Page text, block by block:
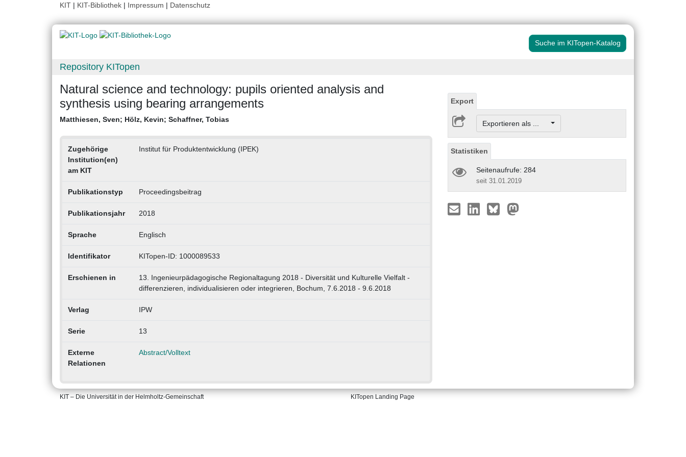
KIT | KIT-Bibliothek | Impressum | Datenschutz
Suche im KITopen-Katalog
Repository KITopen
Natural science and technology: pupils oriented analysis and
synthesis using bearing arrangements
Matthiesen, Sven; Hölz, Kevin; Schaffner, Tobias
Zugehörige
Institution(en)
am KIT
Institut für Produktentwicklung (IPEK)
Publikationstyp Proceedingsbeitrag
Publikationsjahr 2018
Sprache Englisch
Identifikator KITopen-ID: 1000089533
Erschienen in
13. Ingenieurpädagogische Regionaltagung 2018 - Diversität und Kulturelle Vielfalt -
differenzieren, individualisieren oder integrieren, Bochum, 7.6.2018 - 9.6.2018
Verlag IPW
Serie 13
Externe
Relationen
Abstract/Volltext
Export
Exportieren als ...
Statistiken
Seitenaufrufe: 284
seit 31.01.2019
KIT – Die Universität in der Helmholtz-Gemeinschaft KITopen Landing Page